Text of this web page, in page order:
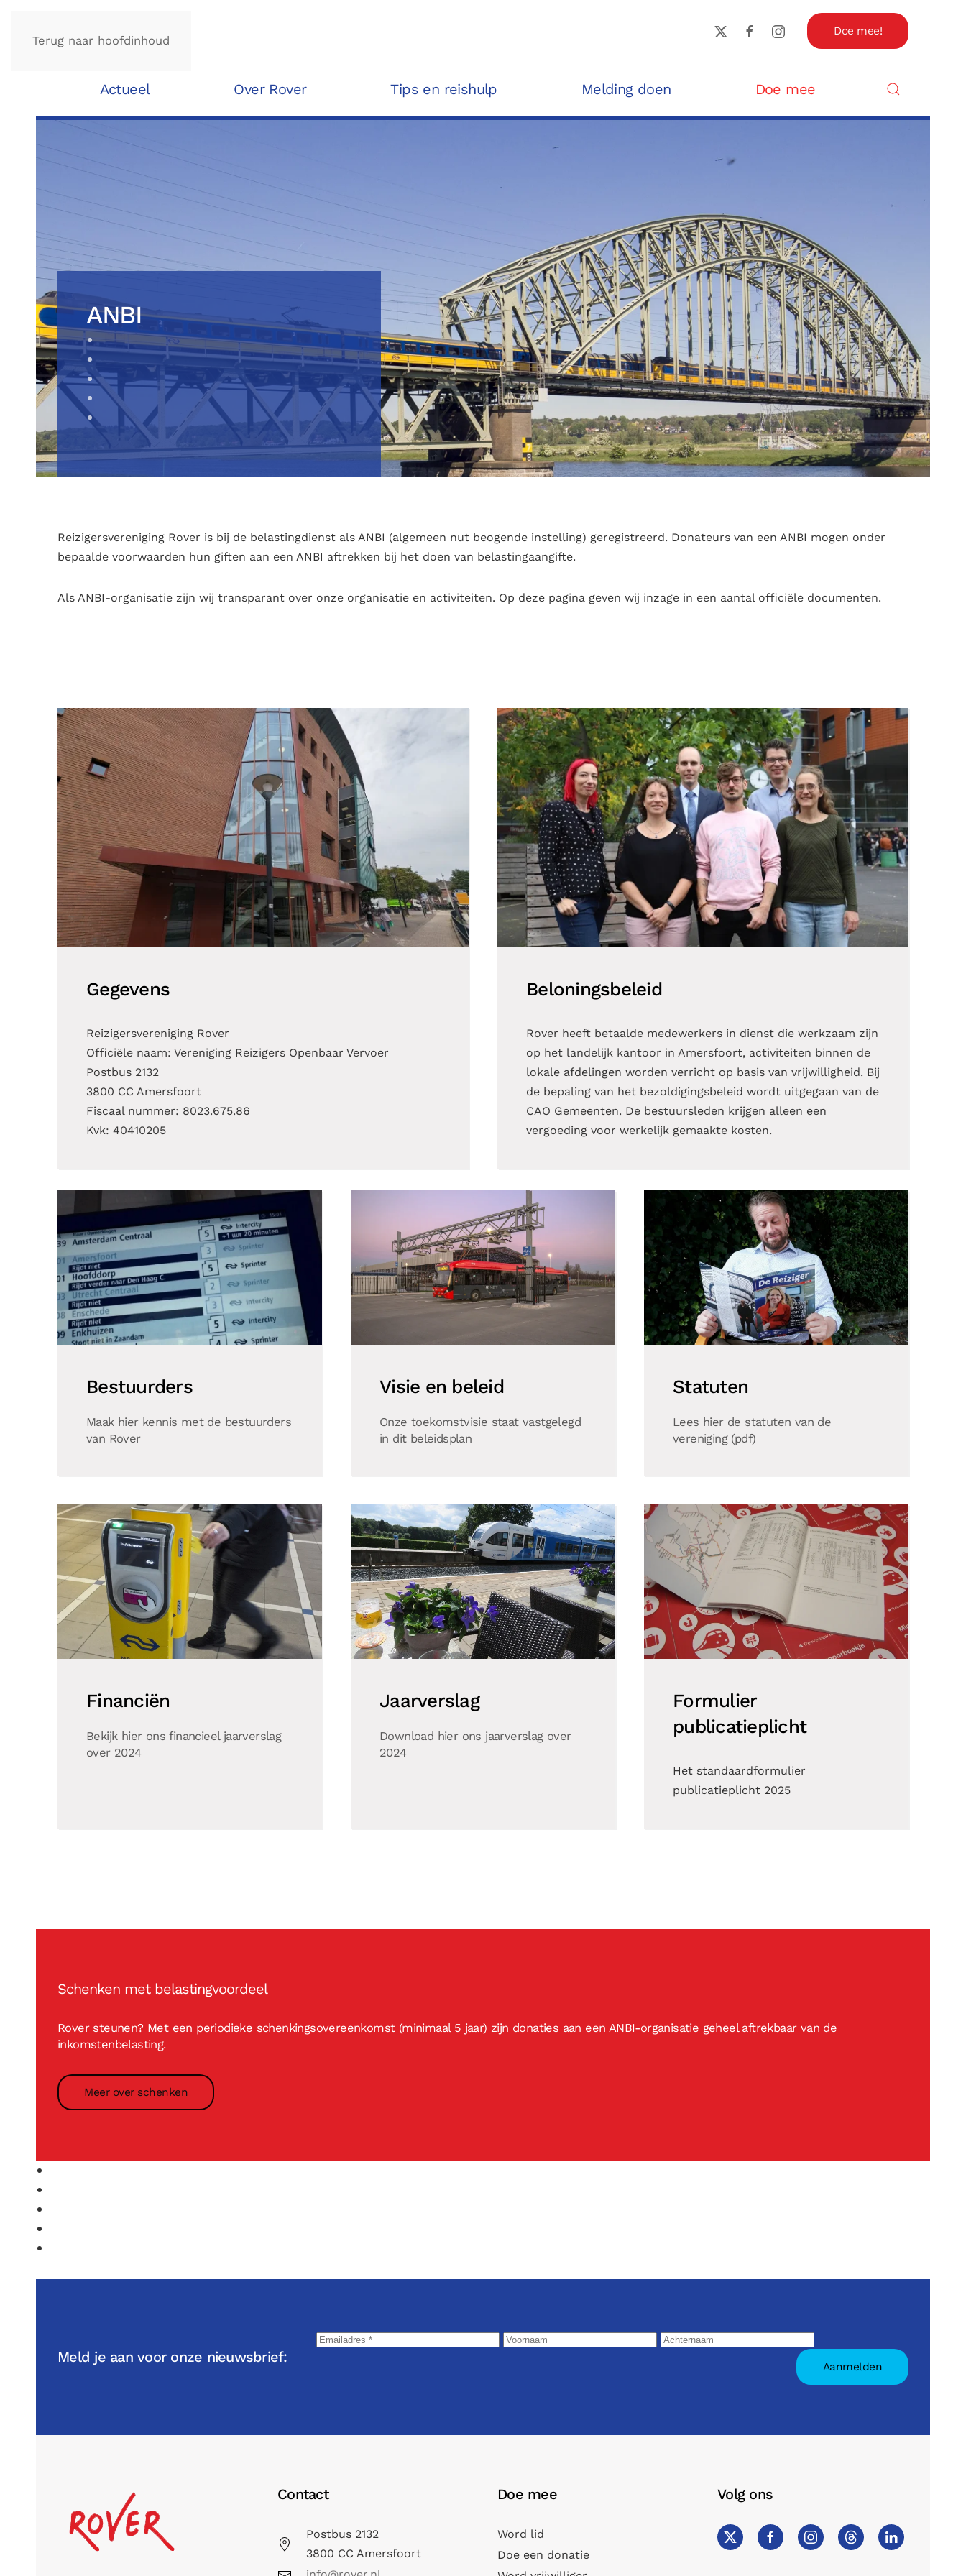
Terug naar hoofdinhoud
Doe mee!
Actueel Over Rover Tips en reishulp Melding doen Doe mee
ANBI
Reizigersvereniging Rover is bij de belastingdienst als ANBI (algemeen nut beogende instelling) geregistreerd. Donateurs van een ANBI mogen onder
bepaalde voorwaarden hun giften aan een ANBI aftrekken bij het doen van belastingaangifte.
Als ANBI-organisatie zijn wij transparant over onze organisatie en activiteiten. Op deze pagina geven wij inzage in een aantal officiële documenten.
Gegevens
Reizigersvereniging Rover
Officiële naam: Vereniging Reizigers Openbaar Vervoer
Postbus 2132
3800 CC Amersfoort
Fiscaal nummer: 8023.675.86
Kvk: 40410205
Beloningsbeleid
Rover heeft betaalde medewerkers in dienst die werkzaam zijn
op het landelijk kantoor in Amersfoort, activiteiten binnen de
lokale afdelingen worden verricht op basis van vrijwilligheid. Bij
de bepaling van het bezoldigingsbeleid wordt uitgegaan van de
CAO Gemeenten. De bestuursleden krijgen alleen een
vergoeding voor werkelijk gemaakte kosten.
Bestuurders
Maak hier kennis met de bestuurders
van Rover
Visie en beleid
Onze toekomstvisie staat vastgelegd
in dit beleidsplan
Statuten
Lees hier de statuten van de
vereniging (pdf)
Financiën
Bekijk hier ons financieel jaarverslag
over 2024
Jaarverslag
Download hier ons jaarverslag over
2024
Formulier
publicatieplicht
Het standaardformulier
publicatieplicht 2025
Schenken met belastingvoordeel
Rover steunen? Met een periodieke schenkingsovereenkomst (minimaal 5 jaar) zijn donaties aan een ANBI-organisatie geheel aftrekbaar van de
inkomstenbelasting.
Meer over schenken
Meld je aan voor onze nieuwsbrief:
Contact
Postbus 2132
3800 CC Amersfoort
Doe mee
Word lid
Doe een donatie
Volg ons